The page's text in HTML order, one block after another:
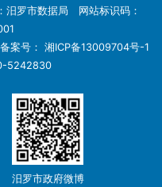
汨罗市数据局 网站标识码：
备案号： 湘ICP备13009704号-1
5242830
汨罗市政府微博